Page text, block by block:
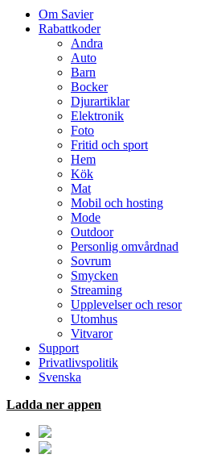
Om Savier
Rabattkoder
Andra
Auto
Barn
Bocker
Djurartiklar
Elektronik
Foto
Fritid och sport
Hem
Kök
Mat
Mobil och hosting
Mode
Outdoor
Personlig omvårdnad
Sovrum
Smycken
Streaming
Upplevelser och resor
Utomhus
Vitvaror
Support
Privatlivspolitik
Svenska
Ladda ner appen